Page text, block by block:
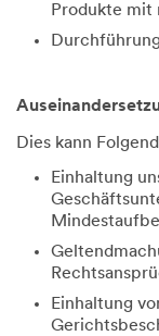
Produkte mit
Dies kann
Einhaltung
Einhaltung